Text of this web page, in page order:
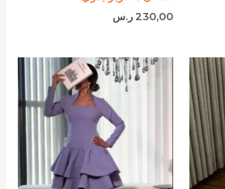
230,00 ر.س
نطاق
السعر:
من
خلال